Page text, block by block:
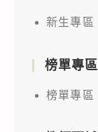
新生專區
榜單專區
榜單專區